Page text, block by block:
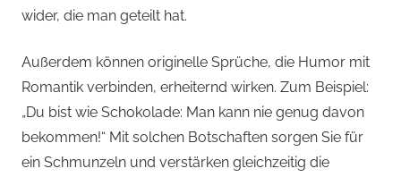
wider, die man geteilt hat.
Außerdem können originelle Sprüche, die Humor mit
Romantik verbinden, erheiternd wirken. Zum Beispiel:
„Du bist wie Schokolade: Man kann nie genug davon
bekommen!“ Mit solchen Botschaften sorgen Sie für
ein Schmunzeln und verstärken gleichzeitig die